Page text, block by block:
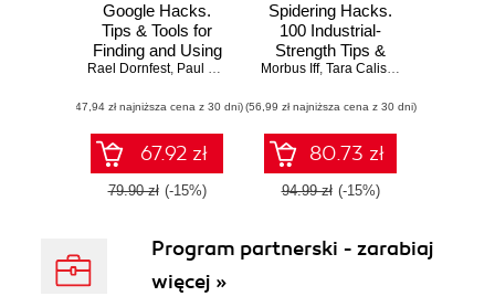
Google Hacks.
Tips & Tools for
Finding and Using
the World's
Edition
Rael Dornfest, Paul Bausch Tara Calishain
(47,94 zł najniższa cena z 30 dni)
67.92 zł
79.90 zł (-15%)
Spidering Hacks.
100 Industrial-
Strength Tips &
Tools
Morbus Iff, Tara Calishain
(56,99 zł najniższa cena z 30 dni)
80.73 zł
94.99 zł (-15%)
Program partnerski - zarabiaj
więcej »